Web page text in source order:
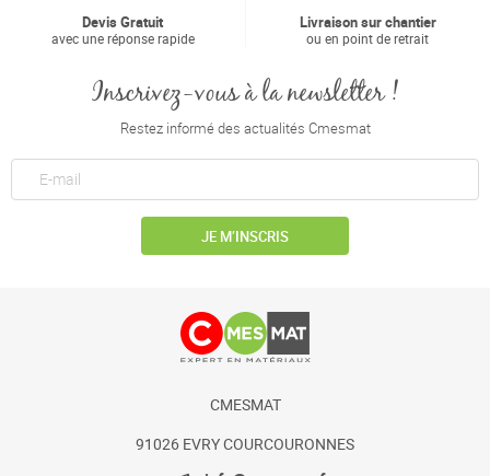
Devis Gratuit
avec une réponse rapide
Livraison sur chantier
ou en point de retrait
Inscrivez-vous à la newsletter !
Restez informé des actualités Cmesmat
JE M’INSCRIS
CMESMAT
91026 EVRY COURCOURONNES